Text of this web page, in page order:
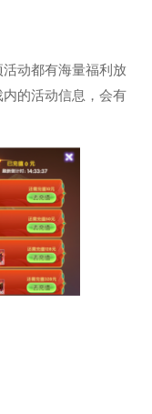
动都有海量福利放
的活动信息，会有